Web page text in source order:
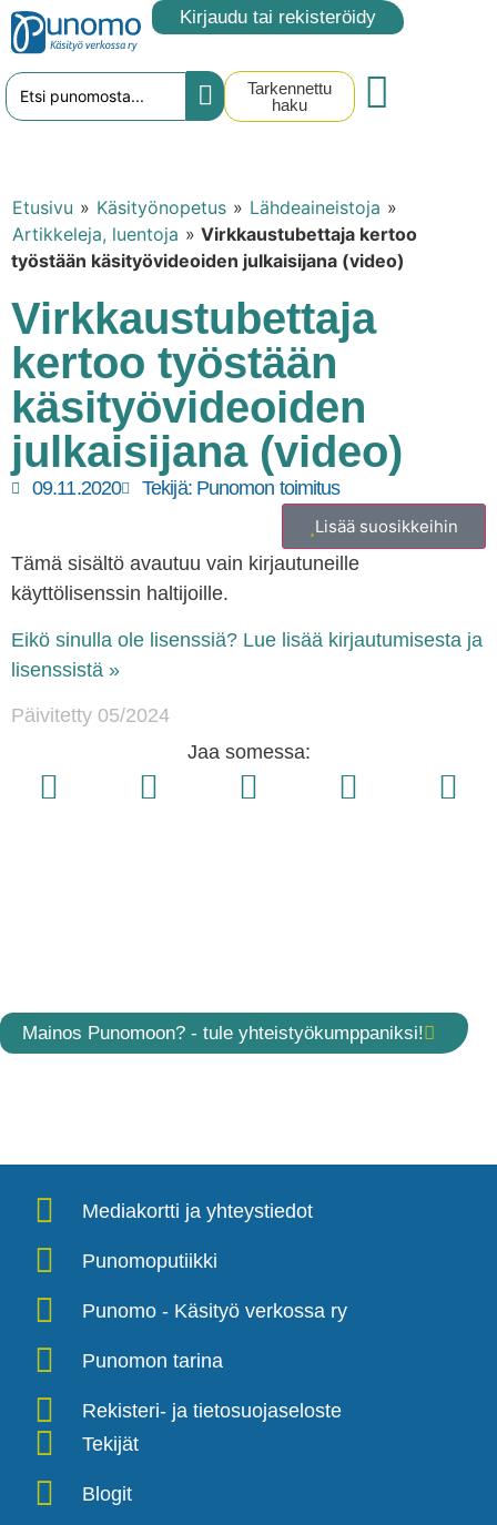
Kirjaudu tai rekisteröidy
Tarkennettu
haku
Etusivu » Käsityönopetus » Lähdeaineistoja »
Artikkeleja, luentoja » Virkkaustubettaja kertoo
työstään käsityövideoiden julkaisijana (video)
Virkkaustubettaja
kertoo työstään
käsityövideoiden
julkaisijana (video)
09.11.2020 Tekijä:Punomon toimitus
Lisää suosikkeihin
Tämä sisältö avautuu vain kirjautuneille
käyttölisenssin haltijoille.
Eikö sinulla ole lisenssiä? Lue lisää kirjautumisesta ja
lisenssistä »
Päivitetty 05/2024
Jaa somessa:
Mainos Punomoon? - tule yhteistyökumppaniksi!
Mediakortti ja yhteystiedot
Punomoputiikki
Punomo - Käsityö verkossa ry
Punomon tarina
Rekisteri- ja tietosuojaseloste
Tekijät
Blogit